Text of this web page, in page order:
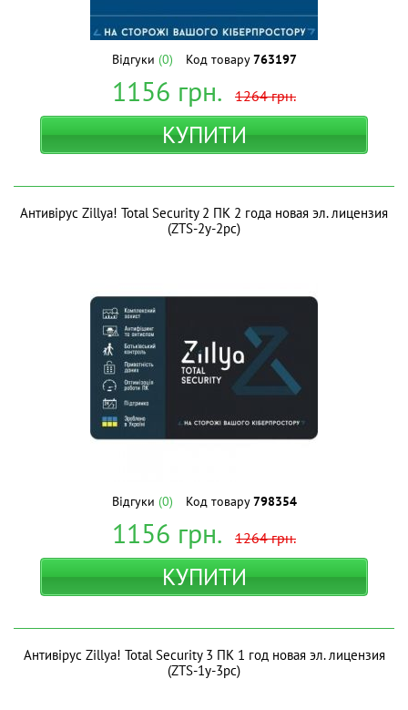
Відгуки (0) Код товару763197
1156 грн. 1264грн.
КУПИТИ
Антивірус Zillya! Total Security 2 ПК 2 года новая эл. лицензия
(ZTS-2y-2pc)
Відгуки (0) Код товару798354
1156 грн. 1264грн.
КУПИТИ
Антивірус Zillya! Total Security 3 ПК 1 год новая эл. лицензия
(ZTS-1y-3pc)